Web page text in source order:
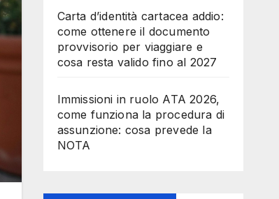
Carta d’identità cartacea addio:
come ottenere il documento
provvisorio per viaggiare e
cosa resta valido fino al 2027
Immissioni in ruolo ATA 2026,
come funziona la procedura di
assunzione: cosa prevede la
NOTA